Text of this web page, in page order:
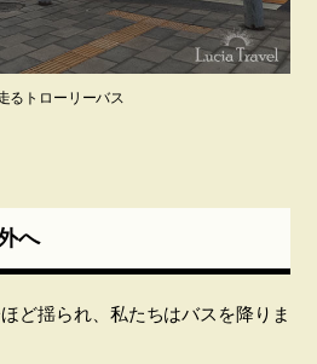
るトローリーバス
へ
ど揺られ、私たちはバスを降りま